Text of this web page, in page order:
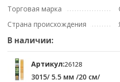
Торговая марка
Страна происхождения
В наличии:
Артикул:26128
3015/ 5.5 мм /20 см/